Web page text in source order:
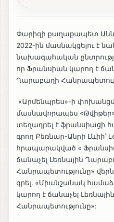
Փարիզի քաղաքապետ Անն
2022-ին մասնակցելու է
նախագահական
որ Ֆրանսիան կարող է
Ղարաբաղի
«Արմենպրես»-ի
մասնավորապես
տեղադրել է ֆրանսիացի
գրող Բեռնար-Անրի Լևիի՝
հրապարակված «
ճանաչել Լեռնային
Հանրապետությունը»
գրել. «Միանշանակ
կարող է ճանաչել
Հանրապետությունը»: